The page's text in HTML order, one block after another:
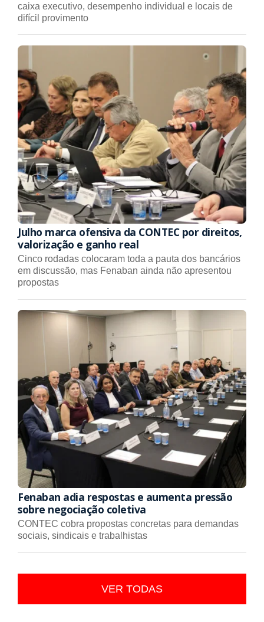
caixa executivo, desempenho individual e locais de
difícil provimento
Julho marca ofensiva da CONTEC por direitos,
valorização e ganho real
Cinco rodadas colocaram toda a pauta dos bancários
em discussão, mas Fenaban ainda não apresentou
propostas
Fenaban adia respostas e aumenta pressão
sobre negociação coletiva
CONTEC cobra propostas concretas para demandas
sociais, sindicais e trabalhistas
VER TODAS